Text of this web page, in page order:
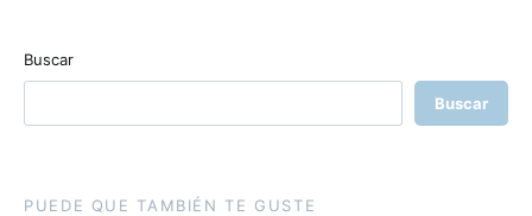
Buscar
Buscar
PUEDE QUE TAMBIÉN TE GUSTE